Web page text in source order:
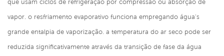
que usam ciclos de refrigeração por compressão ou absorção de
vapor. o resfriamento evaporativo funciona empregando água's
grande entalpia de vaporização. a temperatura do ar seco pode ser
reduzida significativamente através da transição de fase da água